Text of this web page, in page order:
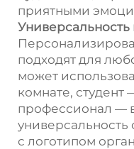
приятными
подходят для
может
комнате,
профессионал —
универсальность
с логотипом